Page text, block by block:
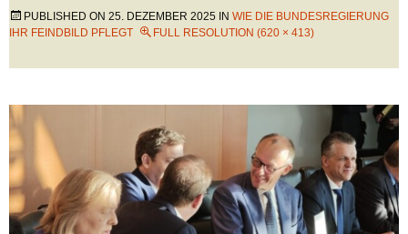
PUBLISHED ON 25. DEZEMBER 2025 IN WIE DIE BUNDESREGIERUNG
IHR FEINDBILD PFLEGT
FULL RESOLUTION (620 × 413)